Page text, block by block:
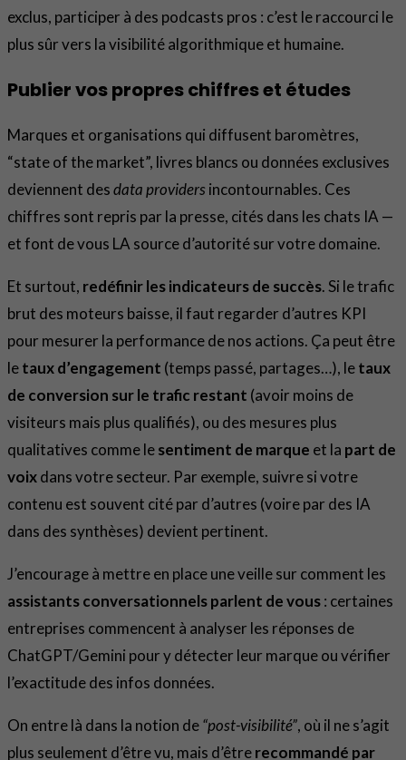
exclus, participer à des podcasts pros : c’est le raccourci le
plus sûr vers la visibilité algorithmique et humaine.
Publier vos propres chiffres et études
Marques et organisations qui diffusent baromètres,
“state of the market”, livres blancs ou données exclusives
deviennent desdata providersincontournables. Ces
chiffres sont repris par la presse, cités dans les chats IA —
et font de vous LA source d’autorité sur votre domaine.
Et surtout, redéfinir les indicateurs de succès. Si le trafic
brut des moteurs baisse, il faut regarder d’autres KPI
pour mesurer la performance de nos actions. Ça peut être
letaux d’engagement (temps passé, partages…), letaux
de conversion sur le trafic restant (avoir moins de
visiteurs mais plus qualifiés), ou des mesures plus
qualitatives comme lesentiment de marque et la part de
voixdans votre secteur. Par exemple, suivre si votre
contenu est souvent cité par d’autres (voire par des IA
dans des synthèses) devient pertinent.
J’encourage à mettre en place une veille sur comment les
assistants conversationnels parlent de vous: certaines
entreprises commencent à analyser les réponses de
ChatGPT/Gemini pour y détecter leur marque ou vérifier
l’exactitude des infos données.
On entre là dans la notion de“post-visibilité”, où il ne s’agit
plus seulement d’être vu, mais d’êtrerecommandé par